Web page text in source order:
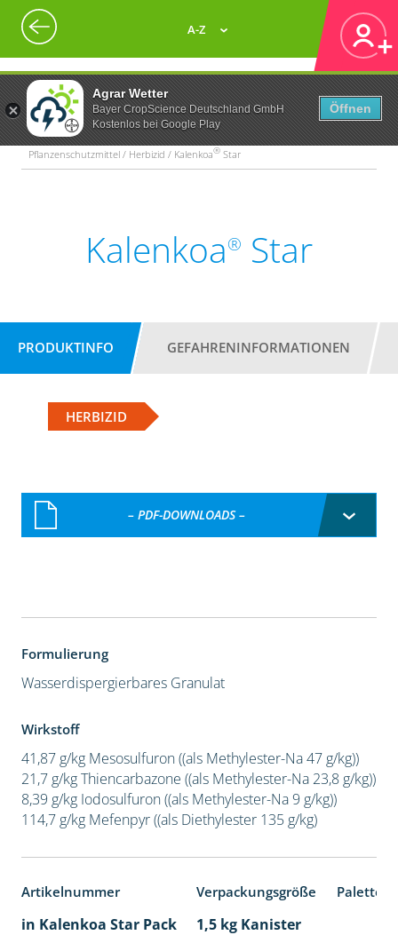
Agrar Wetter
Bayer CropScience Deutschland GmbH
Kostenlos bei Google Play
Öffnen
A-Z
Pflanzenschutzmittel / Herbizid / Kalenkoa® Star
Kalenkoa® Star
PRODUKTINFO GEFAHRENINFORMATIONEN
HERBIZID
– PDF-DOWNLOADS –
Formulierung
Wasserdispergierbares Granulat
Wirkstoff
41,87 g/kg Mesosulfuron ((als Methylester-Na 47 g/kg))
21,7 g/kg Thiencarbazone ((als Methylester-Na 23,8 g/kg))
8,39 g/kg Iodosulfuron ((als Methylester-Na 9 g/kg))
114,7 g/kg Mefenpyr ((als Diethylester 135 g/kg)
Artikelnummer Verpackungsgröße
in Kalenkoa Star Pack 1,5 kg Kanister